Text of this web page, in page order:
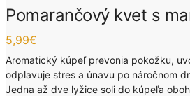
Pomarančový kvet s
5,99€
Aromatický kúpeľ prevonia pokožku,
odplavuje stres a únavu po náročnom
Jedna až dve lyžice soli do kúpeľa